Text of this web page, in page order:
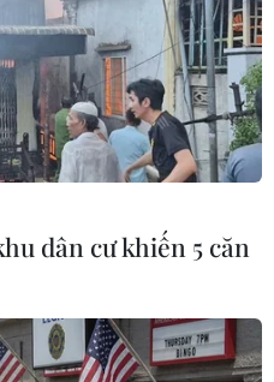
Ngày Thương binh-Liệt sỹ
đoàn thể, đồng đội, thân nhân
trang để dâng hương, tưởng
hùng, liệt sỹ đã hy sinh vì sự
nhất đất nước. (Ảnh: Hoàng
dân cư khiến 5 căn